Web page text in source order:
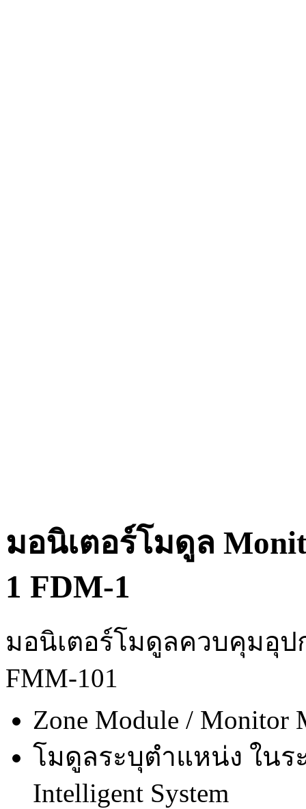
มอนิเตอร์โมดูล
1 FDM-1
มอนิเตอร์โมดูลควบคุมอุป
FMM-101
Zone Module / Monitor
โมดูลระบุตำแหน่ง ในระ
Intelligent System